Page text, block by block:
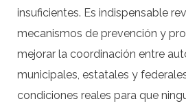
insuficientes. Es indispensable
mecanismos de prevención y
mejorar la coordinación entre
municipales, estatales y
condiciones reales para que